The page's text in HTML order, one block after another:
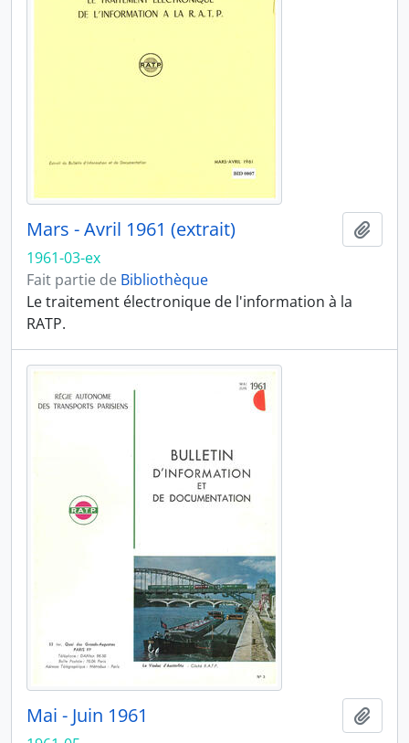
Mars - Avril 1961 (extrait)
1961-03-ex
Fait partie de Bibliothèque
Le traitement électronique de l'information à la
RATP.
Mai - Juin 1961